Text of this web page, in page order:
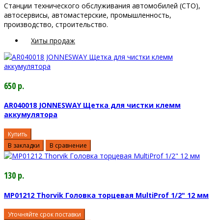
Станции технического обслуживания автомобилей (СТО),
автосервисы, автомастерские, промышленность,
производство, строительство.
Хиты продаж
650 р.
AR040018 JONNESWAY Щетка для чистки клемм
аккумулятора
Купить
В закладки
В сравнение
130 р.
MP01212 Thorvik Головка торцевая MultiProf 1/2" 12 мм
Уточняйте срок поставки